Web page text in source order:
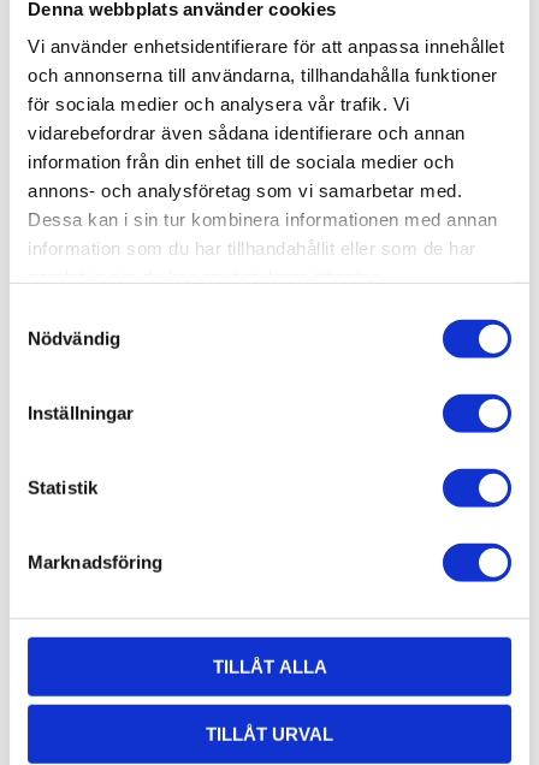
Denna webbplats använder cookies
Vi använder enhetsidentifierare för att anpassa innehållet
och annonserna till användarna, tillhandahålla funktioner
för sociala medier och analysera vår trafik. Vi
vidarebefordrar även sådana identifierare och annan
information från din enhet till de sociala medier och
annons- och analysföretag som vi samarbetar med.
Dessa kan i sin tur kombinera informationen med annan
information som du har tillhandahållit eller som de har
Nödvändig
Inställningar
Statistik
Marknadsföring
TILLÅT ALLA
TILLÅT URVAL
KÖP
Lagerstatus
Beställningsvara, lev. tid: 1-2
Artikelnr
018-103
Vikt
4,95 kg
Kabelkanal, T-Spår 11. 88 mm. 3
meter.
018-103
Längd:3 meter.
ändlock
AluCon AB